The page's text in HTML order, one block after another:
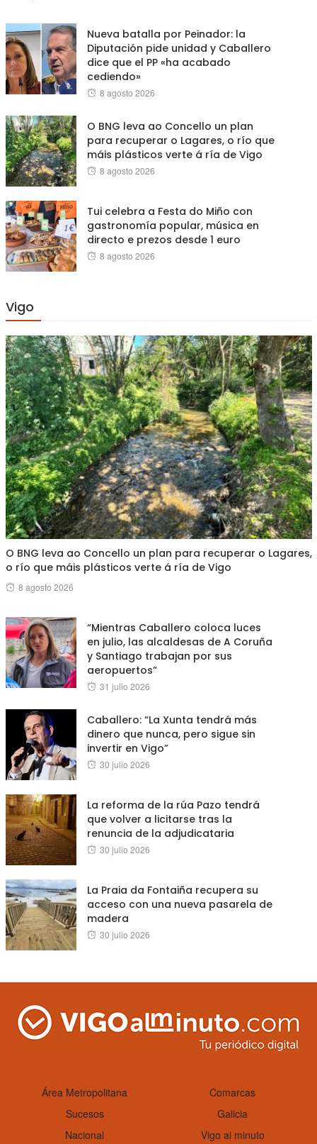
Nueva batalla por Peinador: la
Diputación pide unidad y Caballero
dice que el PP «ha acabado
cediendo»
Posted
8 agosto 2026
O BNG leva ao Concello un plan
para recuperar o Lagares, o río que
máis plásticos verte á ría de Vigo
Posted
8 agosto 2026
Tui celebra a Festa do Miño con
gastronomía popular, música en
directo e prezos desde 1 euro
Posted
8 agosto 2026
Vigo
O BNG leva ao Concello un plan para recuperar o Lagares,
o río que máis plásticos verte á ría de Vigo
Posted
8 agosto 2026
“Mientras Caballero coloca luces
en julio, las alcaldesas de A Coruña
y Santiago trabajan por sus
aeropuertos”
Posted
31 julio 2026
Caballero: “La Xunta tendrá más
dinero que nunca, pero sigue sin
invertir en Vigo”
Posted
30 julio 2026
La reforma de la rúa Pazo tendrá
que volver a licitarse tras la
renuncia de la adjudicataria
Posted
30 julio 2026
La Praia da Fontaiña recupera su
acceso con una nueva pasarela de
madera
Posted
30 julio 2026
Área Metropolitana
Comarcas
Sucesos
Galicia
Nacional
Vigo al minuto